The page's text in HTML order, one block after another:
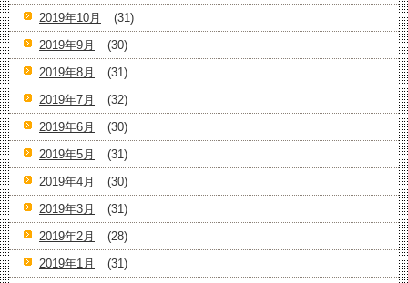
2019年10月
(31)
2019年9月
(30)
2019年8月
(31)
2019年7月
(32)
2019年6月
(30)
2019年5月
(31)
2019年4月
(30)
2019年3月
(31)
2019年2月
(28)
2019年1月
(31)